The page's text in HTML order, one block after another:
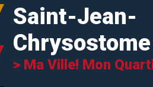
Saint-Jean-
Chrysostome
> Ma Ville! Mon